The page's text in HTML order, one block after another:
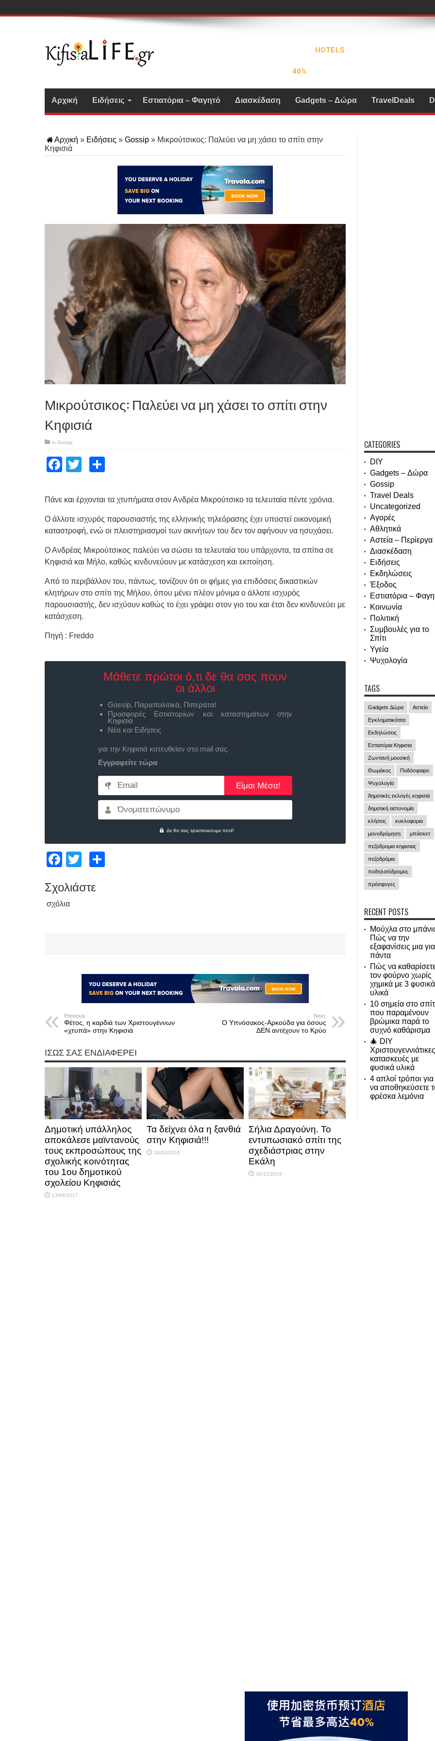
Αρχική Ειδήσεις Εστιατόρια – Φαγητό Διασκέδαση Gadgets – Δώρα TravelDeals
Αρχική » Ειδήσεις » Gossip » Μικρούτσικος: Παλεύει να μη χάσει το σπίτι στην
Κηφισιά
Μικρούτσικος: Παλεύει να μη χάσει το σπίτι στην
Κηφισιά
in Gossip
Facebook
Twitter
Πάνε και έρχονται τα χτυπήματα στον Ανδρέα Μικρούτσικο τα τελευταία πέντε χρόνια.
Ο άλλοτε ισχυρός παρουσιαστής της ελληνικής τηλεόρασης έχει υποστεί οικονομική
καταστροφή, ενώ οι πλειστηριασμοί των ακινήτων του δεν τον αφήνουν να ησυχάσει.
Ο Ανδρέας Μικρούτσικος παλεύει να σώσει τα τελευταία του υπάρχοντα, τα σπίτια σε
Κηφισιά και Μήλο, καθώς κινδυνεύουν με κατάσχεση και εκποίηση.
Από το περιβάλλον του, πάντως, τονίζουν ότι οι φήμες για επιδόσεις δικαστικών
κλητήρων στο σπίτι της Μήλου, όπου μένει πλέον μόνιμα ο άλλοτε ισχυρός
παρουσιαστής, δεν ισχύουν καθώς το έχει γράψει στον γιο του και έτσι δεν κινδυνεύει με
κατάσχεση.
Πηγή : Freddo
Μάθετε πρώτοι ό,τι δε θα σας πουν
οι άλλοι
Gossip, Παραπολιτικά, Πιπεράτα!
Προσφορές Εστιατορίων και καταστημάτων στην
Κηφισιά
Νέα και Ειδήσεις
για την Κηφισιά κατευθείαν στο mail σας.
Εγγραφείτε τώρα
Email
Όνοματεπώνυμο
Δε θα σας spammarουμε ποτέ!
Facebook
Twitter
Σχολιάστε
σχόλια
Previous:
Φέτος, η καρδιά των Χριστουγέννων
«χτυπά» στην Κηφισιά
Next:
Ο Υπνόσακος-Αρκούδα για όσους
ΔΕΝ αντέχουν το Κρύο
ΊΣΩΣ ΣΑΣ ΕΝΔΙΑΦΈΡΕΙ
Δημοτική υπάλληλος
αποκάλεσε μαϊντανούς
τους εκπροσώπους της
σχολικής κοινότητας
του 1ου δημοτικού
σχολείου Κηφισιάς
13/09/2017
Τα δείχνει όλα η ξανθιά
στην Κηφισιά!!!
10/02/2016
Σήλια Δραγούνη. Το
εντυπωσιακό σπίτι της
σχεδιάστριας στην
Εκάλη
06/12/2015
CATEGORIES
DIY
Gadgets – Δώρα
Gossip
Travel Deals
Uncategorized
Αγορές
Αθλητικά
Αστεία – Περίεργα
Διασκέδαση
Ειδήσεις
Εκδηλώσεις
Έξοδος
Εστιατόρια –
Κοινωνία
Πολιτική
Συμβουλές για το
Σπίτι
Υγεία
Ψυχολογία
TAGS
Gadgets Δώρα Αστεία
Εγκληματικότιτα
Εκδηλώσεις
Εστιατόρια Κηφισια
Ζωντανή μουσική
Θωμάκος Ποδόσφαιρο
Ψυχολογία
δημοτικές εκλογές κηφισιά
δημοτική αστυνομία
κλήσεις κυκλοφορια
μονοδρόμηση μπάσκετ
πεζοδρομια κηφισιας
πεζοδρόμια
ποδηλατόδρομος
πρόσφυγες
RECENT POSTS
Μούχλα στο
Πώς να την
εξαφανίσεις μια για
πάντα
Πώς να
τον φούρνο χωρίς
χημικά με 3 φυσικά
υλικά
10 σημεία στο
που παραμένουν
βρώμικα παρά το
συχνό καθάρισμα
🎄 DIY
Χριστουγεννιάτικες
κατασκευές με
φυσικά υλικά
4 απλοί τρόποι για
να αποθηκεύσετε
φρέσκα λεμόνια